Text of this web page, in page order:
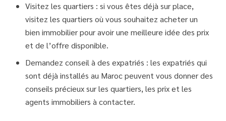
Visitez les quartiers : si vous êtes déjà sur place,
visitez les quartiers où vous souhaitez acheter un
bien immobilier pour avoir une meilleure idée des prix
et de l’offre disponible.
Demandez conseil à des expatriés : les expatriés qui
sont déjà installés au Maroc peuvent vous donner des
conseils précieux sur les quartiers, les prix et les
agents immobiliers à contacter.